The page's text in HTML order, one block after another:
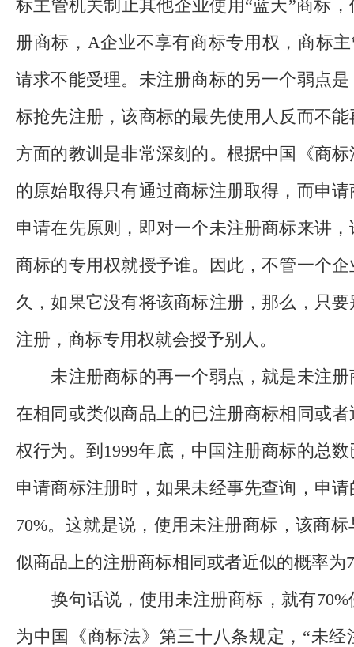
标主管机关制止其他企业使用“蓝天”商标
册商标，A企业不享有商标专用权，商标
请求不能受理。未注册商标的另一个弱点
标抢先注册，该商标的最先使用人反而不
方面的教训是非常深刻的。根据中国《商
的原始取得只有通过商标注册取得，而申
申请在先原则，即对一个未注册商标来讲
商标的专用权就授予谁。因此，不管一个
久，如果它没有将该商标注册，那么，只
注册，商标专用权就会授予别人。
未注册商标的再一个弱点，就是未注册
在相同或类似商品上的已注册商标相同或
权行为。到1999年底，中国注册商标的总
申请商标注册时，如果未经事先查询，申
70%。这就是说，使用未注册商标，该商
似商品上的注册商标相同或者近似的概率为
换句话说，使用未注册商标，就有70%
为中国《商标法》第三十八条规定，“未